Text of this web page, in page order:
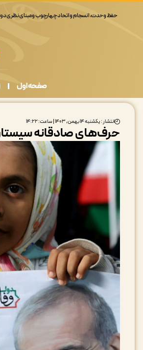
حفظ وحدت، انسجام و اتحاد چهارچوب و مبنای نظری
صفحه اول
انتشار : یکشنبه ۱۴ بهمن, ۱۴۰۳ | ساعت: ۱۴:۲۲
حرف‌های صادقانه